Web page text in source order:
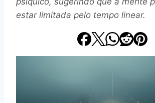
estar limitada pelo tempo linear.